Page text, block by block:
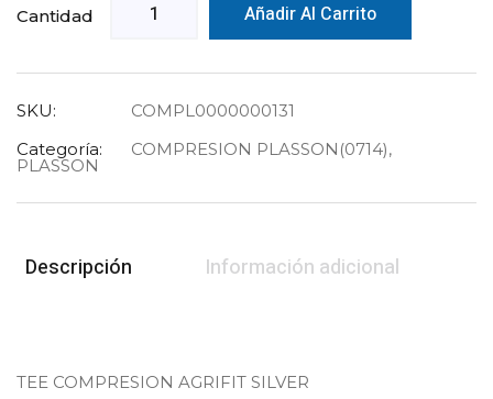
Cantidad Añadir Al Carrito
SKU:
COMPL0000000131
Categoría:
COMPRESION PLASSON(0714),
PLASSON
Descripción Información adicional
TEE COMPRESION AGRIFIT SILVER